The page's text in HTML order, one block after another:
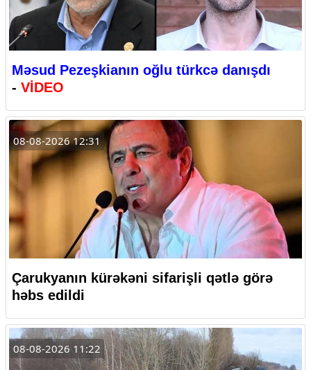
Məsud Pezeşkianın oğlu türkcə danışdı
- VİDEO
08-08-2026 12:31
Çarukyanın kürəkəni sifarişli qətlə görə
həbs edildi
08-08-2026 11:22